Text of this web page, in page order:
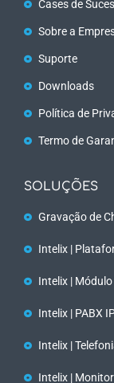
Cases de
Sobre a
Suporte
Downloads
Política de
Termo de
SOLUÇÕES
Gravação de
Intelix |
Intelix |
Intelix | PABX
Intelix |
Intelix |